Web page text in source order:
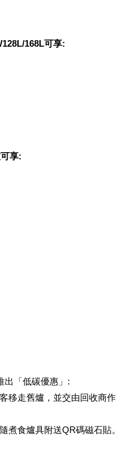
168L可享:
享:
出「低碳優惠」:
移走舊爐，並交由回收商作
煮食爐具附送QR碼磁石貼。